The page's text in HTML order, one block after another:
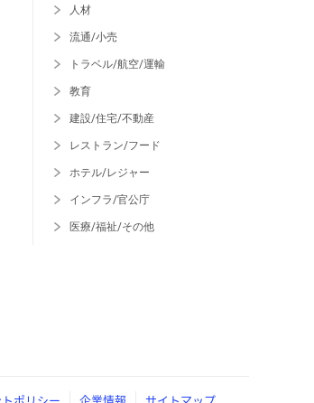
人材
流通/小売
トラベル/航空/運輸
教育
建設/住宅/不動産
レストラン/フード
ホテル/レジャー
インフラ/官公庁
医療/福祉/その他